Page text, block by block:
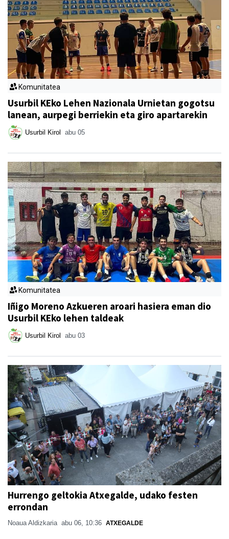
Komunitatea
Usurbil KEko Lehen Nazionala Urnietan gogotsu
lanean, aurpegi berriekin eta giro apartarekin
Usurbil Kirol abu 05
Komunitatea
Iñigo Moreno Azkueren aroari hasiera eman dio
Usurbil KEko lehen taldeak
Usurbil Kirol abu 03
Hurrengo geltokia Atxegalde, udako festen
errondan
Noaua Aldizkaria abu 06, 10:36 ATXEGALDE